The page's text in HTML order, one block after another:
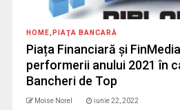
HOME PIAŢA BANCARĂ
Piața Financiară și
performerii anului 2021 în
Bancheri de Top
Moise Norel iunie 22, 2022